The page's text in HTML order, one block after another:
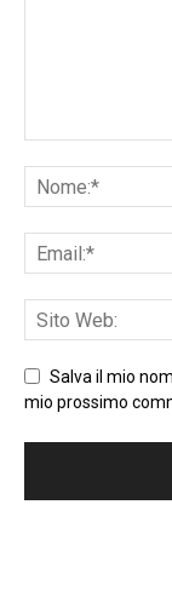
Salva il mio
mio prossimo